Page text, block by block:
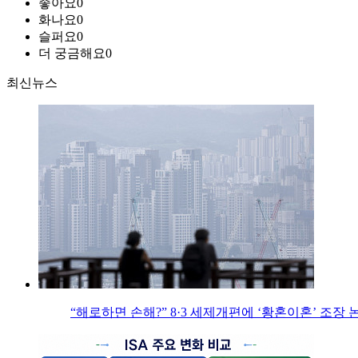
좋아요0
화나요0
슬퍼요0
더 궁금해요0
최신뉴스
“해로하면 손해?” 8·3 세제개편에 ‘황혼이혼’ 조장